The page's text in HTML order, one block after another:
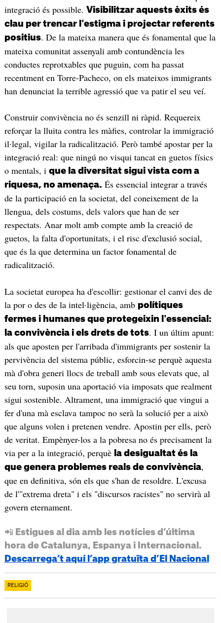
integració és possible. Visibilitzar aquests èxits és
clau per trencar l'estigma i projectar referents
positius. De la mateixa manera que és fonamental que la
mateixa comunitat assenyali amb contundència les
conductes reprotxables que puguin, com ha passat
recentment en Torre-Pacheco, on els mateixos immigrants
han denunciat la terrible agressió que va patir el seu veí.
Construir convivència no és senzill ni ràpid. Requereix
reforçar la lluita contra les màfies, controlar la immigració
il·legal, vigilar la radicalització. Però també apostar per la
integració real: que ningú no visqui tancat en guetos físics
o mentals, i que la diversitat sigui vista com a
riquesa, no amenaça. És essencial integrar a través
de la participació en la societat, del coneixement de la
llengua, dels costums, dels valors que han de ser
respectats. Anar molt amb compte amb la creació de
guetos, la falta d'oportunitats, i el risc d'exclusió social,
que és la que determina un factor fonamental de
radicalització.
La societat europea ha d'escollir: gestionar el canvi des de
la por o des de la intel·ligència, amb polítiques
fermes i humanes que protegeixin l'essencial:
la convivència i els drets de tots. I un últim apunt:
als que aposten per l'arribada d'immigrants per sostenir la
pervivència del sistema públic, esforcin-se perquè aquesta
mà d'obra generi llocs de treball amb sous elevats que, al
seu torn, suposin una aportació via imposats que realment
sigui sostenible. Altrament, una immigració que vingui a
fer d'una mà esclava tampoc no serà la solució per a això
que alguns volen i pretenen vendre. Apostin per ells, però
de veritat. Empènyer-los a la pobresa no és precisament la
via per a la integració, perquè la desigualtat és la
que genera problemes reals de convivència,
que en definitiva, són els que s'han de resoldre. L'excusa
de l'"extrema dreta" i els "discursos racistes" no servirà al
govern eternament.
📲 Estigues al dia amb les notícies d’última
hora de Catalunya, Espanya i Internacional.
Descarrega’t aquí l’app gratuïta d’El Nacional
RELIGIÓ